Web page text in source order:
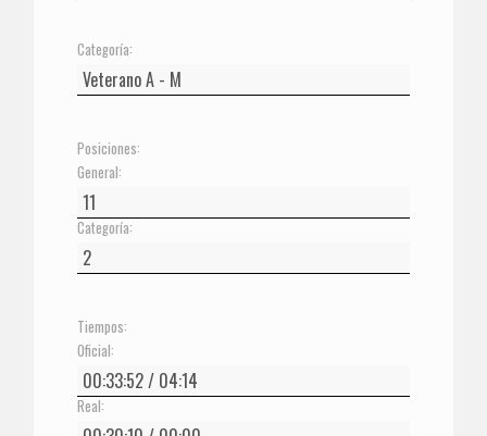
Categoría:
Posiciones:
General:
Categoría:
Tiempos:
Oficial:
Real: